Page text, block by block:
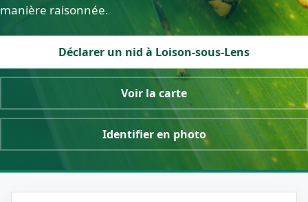
manière raisonnée.
Déclarer un nid à Loison-sous-Lens
Voir la carte
Identifier en photo